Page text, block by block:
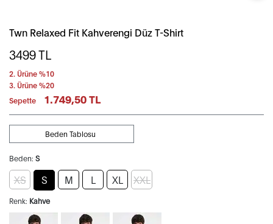
Twn Relaxed Fit Kahverengi Düz T-Shirt
3499TL
2. Ürüne %10
3. Ürüne %20
Sepette
1.749,50 TL
Beden: S
Beden Tablosu
XS S M L XL XXL
Renk: Kahve